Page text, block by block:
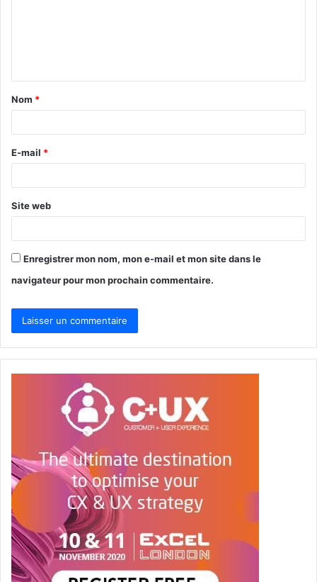
t
a
e
*
Nom *
E-mail *
Site web
Enregistrer mon nom, mon e-mail et mon site dans le
navigateur pour mon prochain commentaire.